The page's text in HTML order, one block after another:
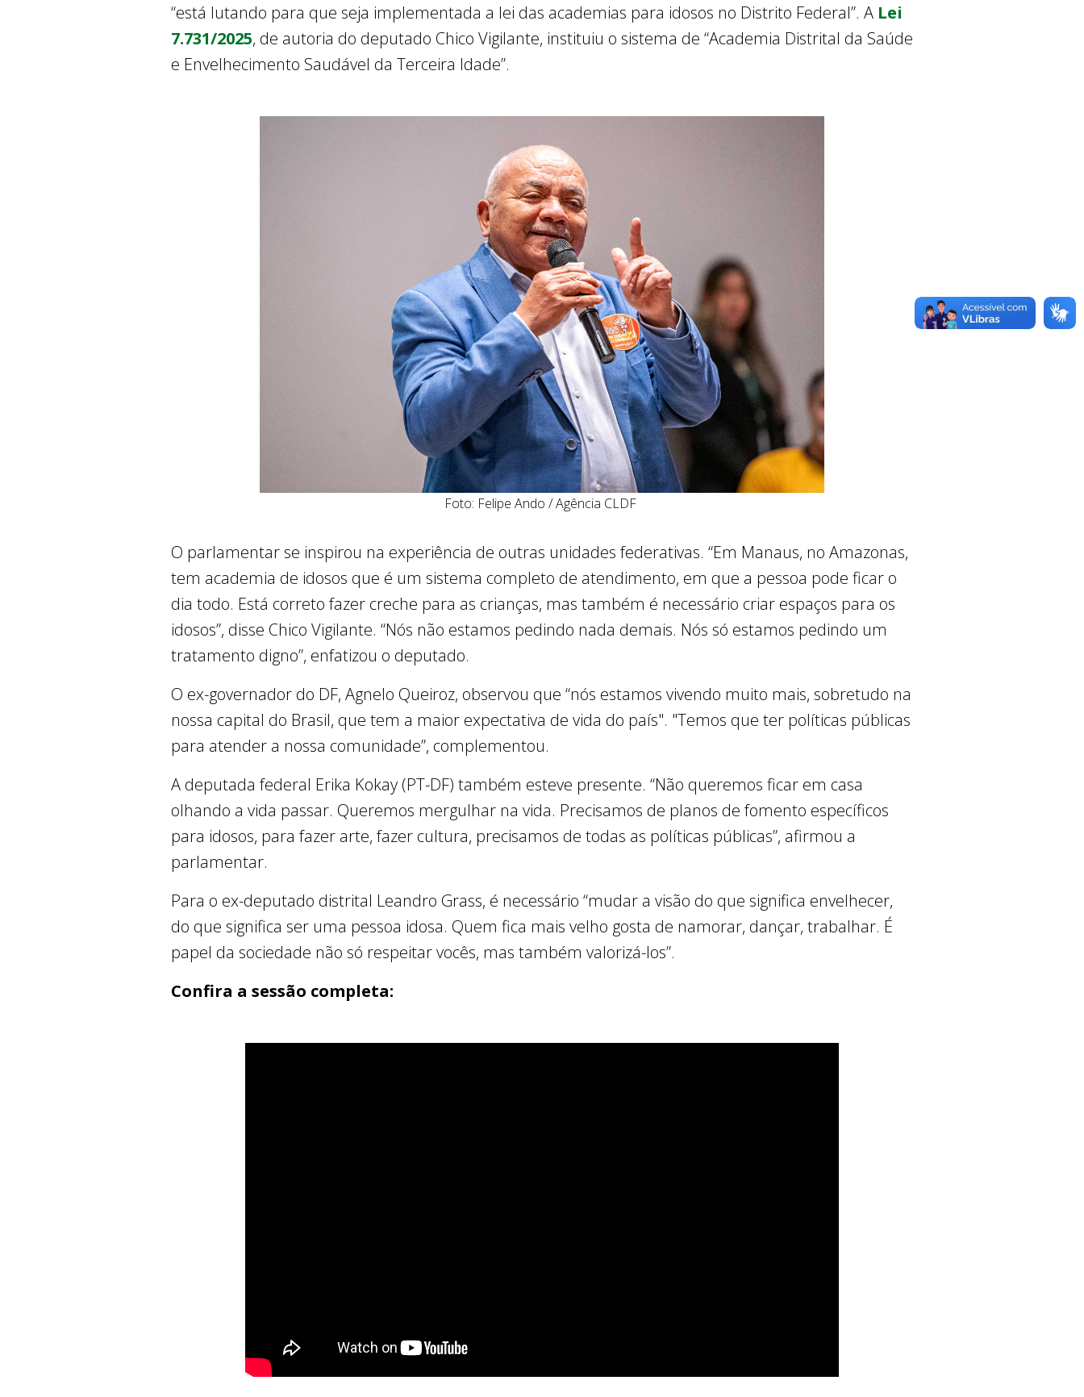
“está lutando para que seja implementada a lei das academias para idosos no Distrito Federal”. A Lei
7.731/2025, de autoria do deputado Chico Vigilante, instituiu o sistema de “Academia Distrital da Saúde
e Envelhecimento Saudável da Terceira Idade”.
Foto: Felipe Ando / Agência CLDF
O parlamentar se inspirou na experiência de outras unidades federativas. “Em Manaus, no Amazonas,
tem academia de idosos que é um sistema completo de atendimento, em que a pessoa pode ficar o
dia todo. Está correto fazer creche para as crianças, mas também é necessário criar espaços para os
idosos”, disse Chico Vigilante. “Nós não estamos pedindo nada demais. Nós só estamos pedindo um
tratamento digno”, enfatizou o deputado.
O ex-governador do DF, Agnelo Queiroz, observou que “nós estamos vivendo muito mais, sobretudo na
nossa capital do Brasil, que tem a maior expectativa de vida do país". "Temos que ter políticas públicas
para atender a nossa comunidade”, complementou.
A deputada federal Erika Kokay (PT-DF) também esteve presente. “Não queremos ficar em casa
olhando a vida passar. Queremos mergulhar na vida. Precisamos de planos de fomento específicos
para idosos, para fazer arte, fazer cultura, precisamos de todas as políticas públicas”, afirmou a
parlamentar.
Para o ex-deputado distrital Leandro Grass, é necessário “mudar a visão do que significa envelhecer,
do que significa ser uma pessoa idosa. Quem fica mais velho gosta de namorar, dançar, trabalhar. É
papel da sociedade não só respeitar vocês, mas também valorizá-los”.
Confira a sessão completa: